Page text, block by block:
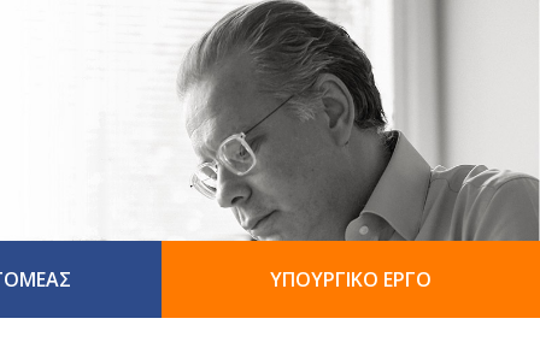
ΥΠΟΥΡΓΙΚΟ ΕΡΓΟ